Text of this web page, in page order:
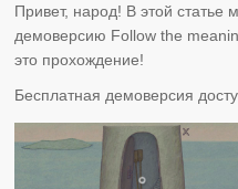
Привет, народ! В этой статье
демоверсию Follow the
это прохождение!
Бесплатная демоверсия